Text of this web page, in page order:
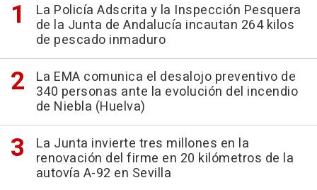
La Policía Adscrita y la Inspección Pesquera
de la Junta de Andalucía incautan 264 kilos
de pescado inmaduro
La EMA comunica el desalojo preventivo de
340 personas ante la evolución del incendio
de Niebla (Huelva)
La Junta invierte tres millones en la
renovación del firme en 20 kilómetros de la
autovía A-92 en Sevilla